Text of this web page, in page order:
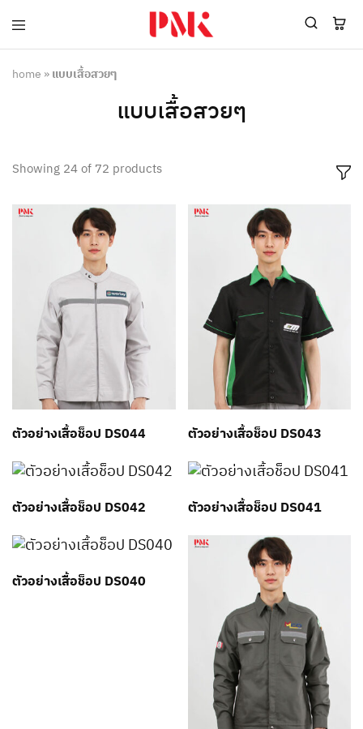
PMK
ผู้
ผลิต
สินค้า
สร้าง
โปโล
ยูนิฟอร์ม
โลโก้
ผู้
เสื้อ
โปโล
ยูนิฟอร์ม
บริษัท
และ
อุตสาหกรรม
เขียว
ระดับ
ที่2
home »แบบเสื้อสวยๆ
แบบเสื้อสวยๆ
Showing 24of 72 products
ตัวอย่างเสื้อช็อป DS044 ตัวอย่างเสื้อช็อป DS043
ตัวอย่างเสื้อช็อป DS042 ตัวอย่างเสื้อช็อป DS041
ตัวอย่างเสื้อช็อป DS040